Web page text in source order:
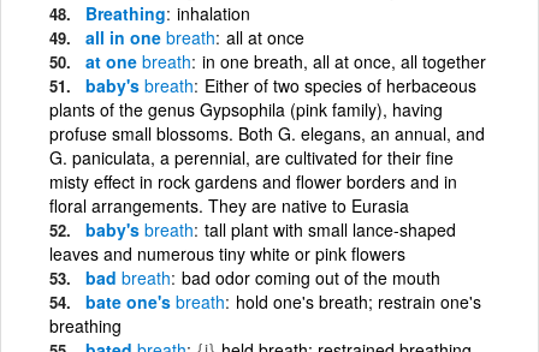
Breathing inhalation
all in one breath all at once
at one breath in one breath, all at once, all together
baby's breath Either of two species of herbaceous
plants of the genus Gypsophila (pink family), having
profuse small blossoms. Both G. elegans, an annual, and
G. paniculata, a perennial, are cultivated for their fine
misty effect in rock gardens and flower borders and in
floral arrangements. They are native to Eurasia
baby's breath tall plant with small lance-shaped
leaves and numerous tiny white or pink flowers
bad breath bad odor coming out of the mouth
bate one's breath hold one's breath; restrain one's
breathing